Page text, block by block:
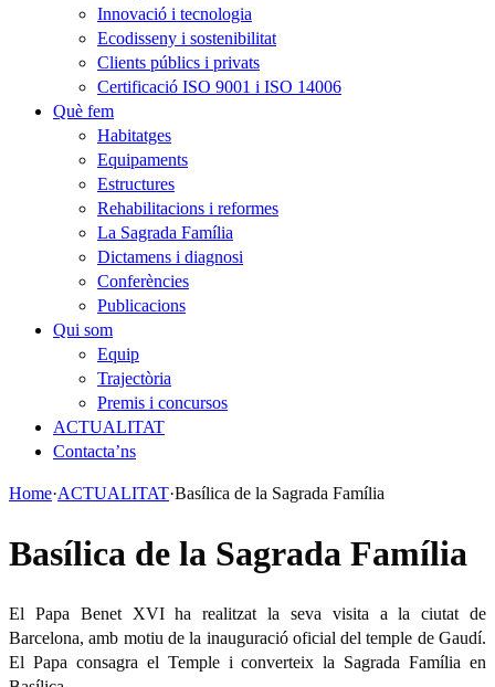
Innovació i tecnologia
Ecodisseny i sostenibilitat
Clients públics i privats
Certificació ISO 9001 i ISO 14006
Què fem
Habitatges
Equipaments
Estructures
Rehabilitacions i reformes
La Sagrada Família
Dictamens i diagnosi
Conferències
Publicacions
Qui som
Equip
Trajectòria
Premis i concursos
ACTUALITAT
Contacta’ns
Home·ACTUALITAT·Basílica de la Sagrada Família
Basílica de la Sagrada Família
El Papa Benet XVI ha realitzat la seva visita a la ciutat de
Barcelona, amb motiu de la inauguració oficial del temple de Gaudí.
El Papa consagra el Temple i converteix la Sagrada Família en